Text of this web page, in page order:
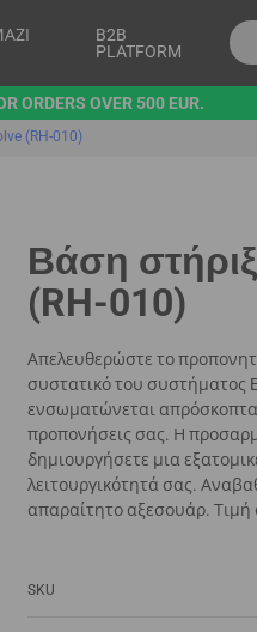
B2B
PLATFORM
ORDERS OVER 500 EUR.
(RH-010)
Βάση
(RH-010)
Απελευθερώστε το
συστατικό του συστήματος
ενσωματώνεται απρόσκοπτα
προπονήσεις σας. Η
δημιουργήσετε μια
λειτουργικότητά σας.
απαραίτητο αξεσουάρ. Τιμή
SKU